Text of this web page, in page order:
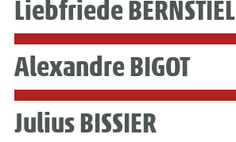
Liebfriede BERNSTIEL
Alexandre BIGOT
Julius BISSIER